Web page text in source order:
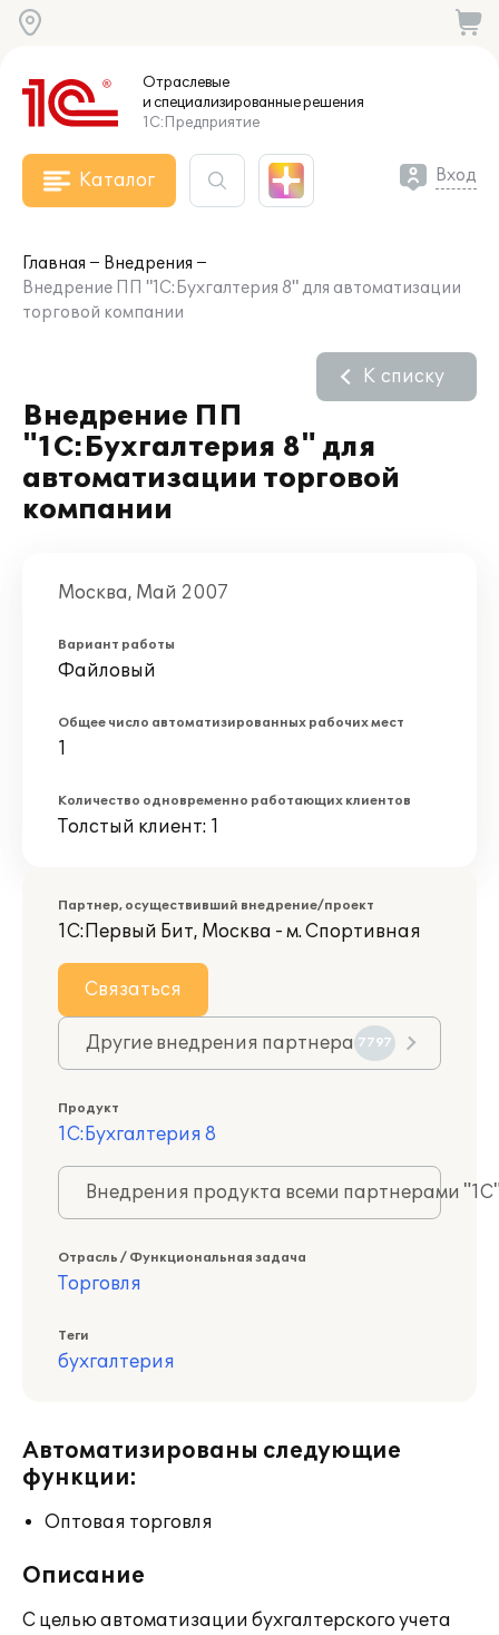
Отраслевые
и специализированныерешения
1С:Предприятие
Каталог Вход
Главная
Внедрения
Внедрение ПП "1С:Бухгалтерия 8" для автоматизации
торговой компании
Внедрение ПП
"1С:Бухгалтерия 8" для
автоматизации торговой
компании
К списку
Москва, Май 2007
Вариант работы
Файловый
Общее число автоматизированных рабочих мест
1
Количество одновременно работающих клиентов
Толстый клиент: 1
Партнер, осуществивший внедрение/проект
1С:Первый Бит, Москва - м. Спортивная
Связаться
Другие внедрения партнера 7797
Продукт
1С:Бухгалтерия 8
Внедрения продукта всеми партнерами
Отрасль / Функциональная задача
Торговля
Теги
бухгалтерия
Автоматизированы следующие
функции:
Оптовая торговля
Описание
С целью автоматизации бухгалтерского учета